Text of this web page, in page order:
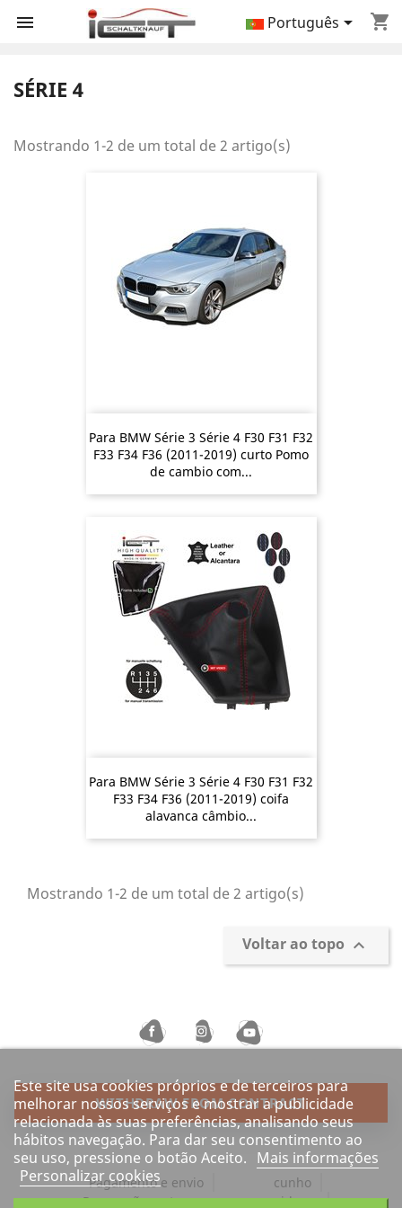
 shopping_cart
Português
SÉRIE 4
Mostrando 1-2 de um total de 2 artigo(s)
Para BMW Série 3 Série 4 F30 F31 F32
F33 F34 F36 (2011-2019) curto Pomo
de cambio com...
Para BMW Série 3 Série 4 F30 F31 F32
F33 F34 F36 (2011-2019) coifa
alavanca câmbio...
Mostrando 1-2 de um total de 2 artigo(s)
Voltar ao topo 
Este site usa cookies próprios e de terceiros para
melhorar nossos serviços e mostrar a publicidade
relacionada às suas preferências, analisando seus
hábitos navegação. Para dar seu consentimento ao
seu uso, pressione o botão Aceito. Mais informações
Personalizar cookies
WITHDRAW FROM CONTRACT
Pagamento e envio
cunho
Revogação certa para os consumidores